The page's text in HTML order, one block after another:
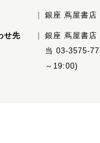
銀座 蔦屋書店
せ先
銀座 蔦屋書
当 03-3575-
～19:00)